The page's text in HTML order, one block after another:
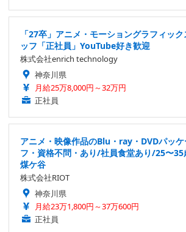
「27卒」アニメ・モーショングラフィッ
ッフ「正社員」YouTube好き歓迎
株式会社enrich technology
神奈川県
月給25万8,000円～32万円
正社員
アニメ・映像作品のBlu・ray・DVDパッ
フ・資格不問・あり/社員食堂あり/25〜
煤ケ谷
株式会社RIOT
神奈川県
月給23万1,800円～37万600円
正社員